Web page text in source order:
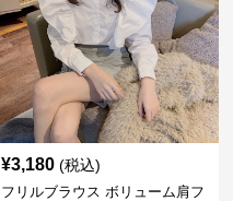
¥3,180 (税込)
フリルブラウス ボリューム肩フ